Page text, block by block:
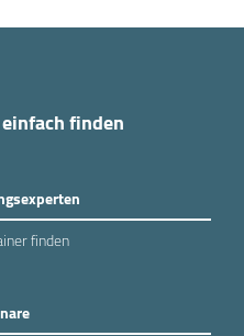
finden
finden